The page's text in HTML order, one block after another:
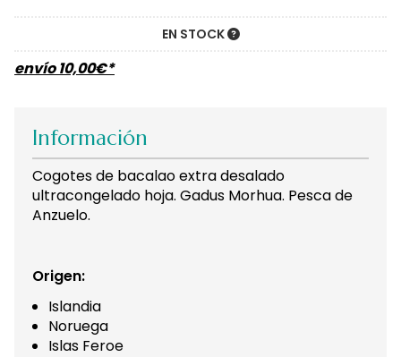
EN STOCK
envío10,00€*
Información
Cogotes de bacalao extra desalado
ultracongelado hoja. Gadus Morhua. Pesca de
Anzuelo.
Origen:
Islandia
Noruega
Islas Feroe